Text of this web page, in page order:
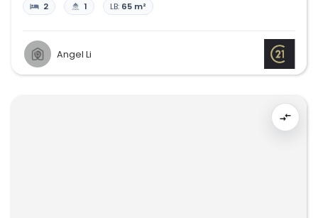
2 1 LB: 65 m²
Angel Li